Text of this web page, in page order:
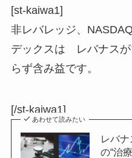
[st-kaiwa1]
非レバレッジ、
デックスは レバナスが
らず含み益です。
[/st-kaiwa1]
あわせて読みたい
レバ
の“治